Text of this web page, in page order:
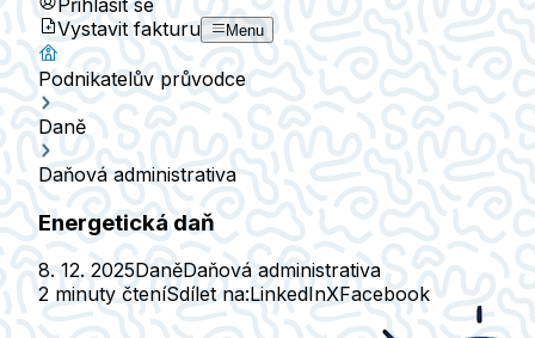
Přihlásit se
Vystavit fakturu
Menu
Podnikatelův průvodce
Daně
Daňová administrativa
Energetická daň
8. 12. 2025DaněDaňová administrativa
2 minuty čteníSdílet na:LinkedInXFacebook